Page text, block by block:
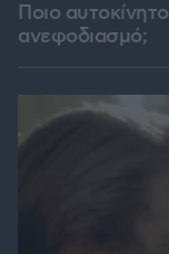
Ποιο
ανεφοδιασμό;